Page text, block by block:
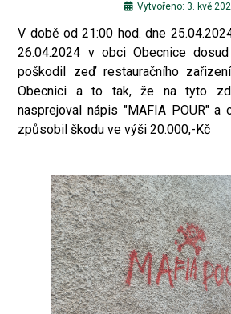
Vytvořeno: 3. kvě
V době od 21:00 hod. dne
26.04.2024 v obci Obecnice
poškodil zeď restauračního
Obecnici a to tak, že na tyto zdi
nasprejoval nápis "MAFIA POUR" a
způsobil škodu ve výši 20.000,-Kč